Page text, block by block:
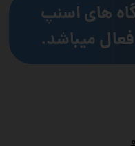
های اسنپ
میباشد.